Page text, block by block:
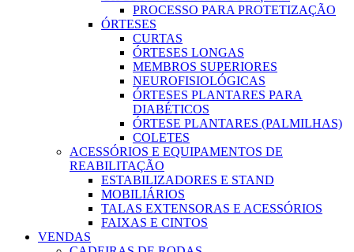
PROCESSO PARA PROTETIZAÇÃO
ÓRTESES
CURTAS
ÓRTESES LONGAS
MEMBROS SUPERIORES
NEUROFISIOLÓGICAS
ÓRTESES PLANTARES PARA
DIABÉTICOS
ÓRTESE PLANTARES (PALMILHAS)
COLETES
ACESSÓRIOS E EQUIPAMENTOS DE
REABILITAÇÃO
ESTABILIZADORES E STAND
MOBILIÁRIOS
TALAS EXTENSORAS E ACESSÓRIOS
FAIXAS E CINTOS
VENDAS